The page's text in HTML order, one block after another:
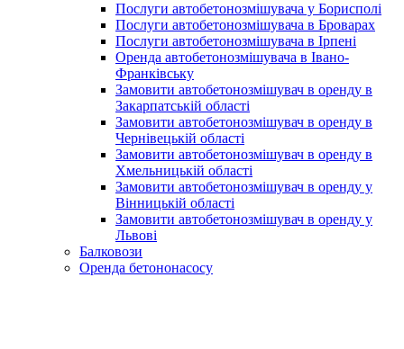
Послуги автобетонозмішувача у Борисполі
Послуги автобетонозмішувача в Броварах
Послуги автобетонозмішувача в Ірпені
Оренда автобетонозмішувача в Івано-
Франківську
Замовити автобетонозмішувач в оренду в
Закарпатській області
Замовити автобетонозмішувач в оренду в
Чернівецькій області
Замовити автобетонозмішувач в оренду в
Хмельницькій області
Замовити автобетонозмішувач в оренду у
Вінницькій області
Замовити автобетонозмішувач в оренду у
Львові
Балковози
Оренда бетононасосу